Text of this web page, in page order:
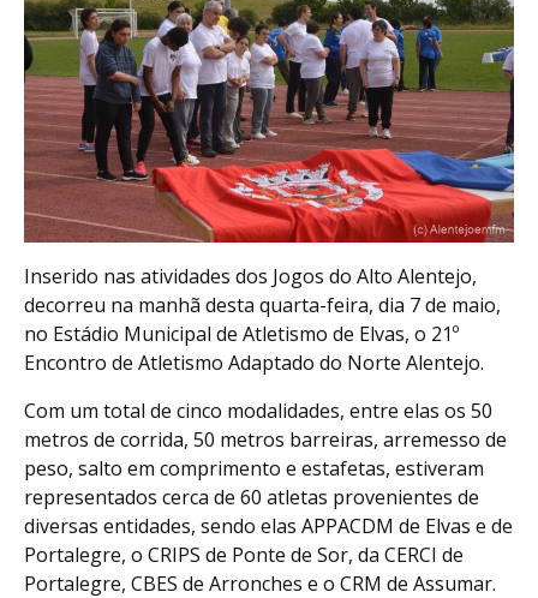
Inserido nas atividades dos Jogos do Alto Alentejo,
decorreu na manhã desta quarta-feira, dia 7 de maio,
no Estádio Municipal de Atletismo de Elvas, o 21º
Encontro de Atletismo Adaptado do Norte Alentejo.
Com um total de cinco modalidades, entre elas os 50
metros de corrida, 50 metros barreiras, arremesso de
peso, salto em comprimento e estafetas, estiveram
representados cerca de 60 atletas provenientes de
diversas entidades, sendo elas APPACDM de Elvas e de
Portalegre, o CRIPS de Ponte de Sor, da CERCI de
Portalegre, CBES de Arronches e o CRM de Assumar.